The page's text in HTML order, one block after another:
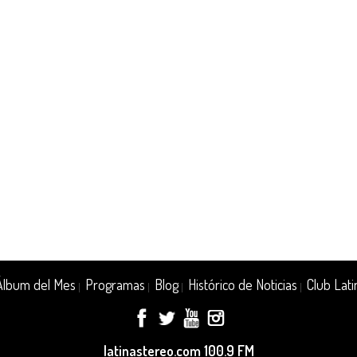
del Mes Programas Blog| Histórico de Noticias Club
latinastereo.com 100.9 FM